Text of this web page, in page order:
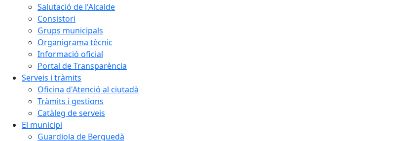
Salutació de l'Alcalde
Consistori
Grups municipals
Organigrama tècnic
Informació oficial
Portal de Transparència
Serveis i tràmits
Oficina d'Atenció al ciutadà
Tràmits i gestions
Catàleg de serveis
El municipi
Guardiola de Berguedà